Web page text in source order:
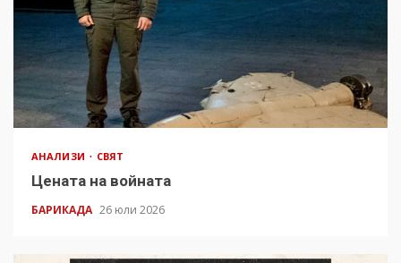
АНАЛИЗИ СВЯТ
Цената на войната
БАРИКАДА 26 юли 2026